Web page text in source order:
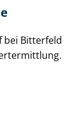
bei Bitterfeld